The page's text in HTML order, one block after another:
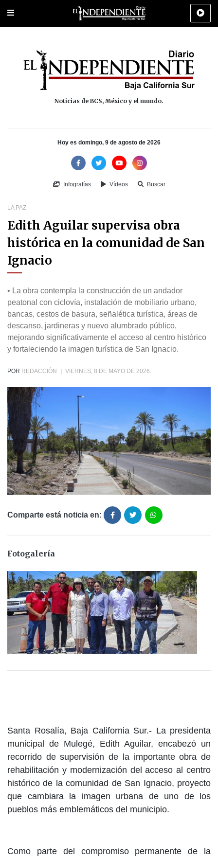
Portada Los Cabos Policiaca Deportes Cultura
Noticias de BCS, México y el mundo.
Hoy es domingo, 9 de agosto de 2026
Infografías Vídeos Buscar
LA PAZ
Edith Aguilar supervisa obra
histórica en la comunidad de San
Ignacio
• La obra contempla la construcción de un andador
peatonal con ciclovía, instalación de mobiliario urbano,
bancas, cestos de basura, señalética turística, áreas de
descanso, jardineras y nuevo alumbrado público,
mejorando significativamente el acceso al centro histórico
y fortaleciendo la imagen turística de San Ignacio.
POR REDACCIÓN VIERNES, 8 DE MAYO DE 2026.
Comparte está noticia en:
Fotogalería
Santa Rosalía, Baja California Sur.- La presidenta
municipal de Mulegé, Edith Aguilar, encabezó un
recorrido de supervisión de la importante obra de
rehabilitación y modernización del acceso al centro
histórico de la comunidad de San Ignacio, proyecto
que cambiara la imagen urbana de uno de los
pueblos más emblemáticos del municipio.
Como parte del compromiso permanente de la